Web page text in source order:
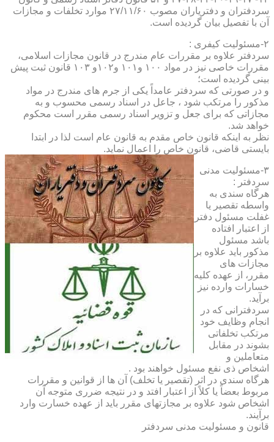
سردفتران و دفتریاران مصوب ۲۷/۱۱/۶۰ موارد تخلفات و مجازات
آن با تفصیل بیان گردیده است.
۲-مسئولیت کیفری :
سردفتر علاوه بر مقررات عام مندرج در قانون مجازات اسلامی،
مقررات خاصی نیز در مواد ۱۰۰ و۱۰۱ و۱۰۲و ۱۰۳ قانون ثبت پیش
بینی گردیده است؛
و در صورتی که سردفتر عامداً یکی از جرم های مندرج در مواد
مذکور را مرتکب شود ، جاعل در اسناد رسمی محسوب و به
مجازاتی که برای جعل و تزویر اسناد رسمی مقرر است محکوم
خواهد شد.
نظر به اینکه قانون خاص مقدم به قانون عام است لذا در ابتدا
بایستی قاضی، قانون خاص را اعمال نماید.
۳-مسئولیت مدنی
سردفتر :
هرگاه سندی به
واسطه تقصیر یا
غفلت مسئول دفتر
از اعتبار افتاده
باشد مسئول
مذکور باید علاوه بر
مجازات های
مقرر، از عهده کلیه
خسارات وارده نیز
برآید.
سردفترانی که در
انجام وظایف خود
مرتکب تخلفاتی
بشوند در مقابل
متعاملین و
اشخاص ذی نفع مسئول خواهند بود .
هرگاه سندی در اثر (تقصیر یا تخلف) آن ها از قوانین و مقررات
مربوط بعضاً یا کلاً از اعتبار افتد و در نتیجه ضرری متوجه آن
اشخاص شود علاوه بر مجازتهای مقرر باید از عهده خسارت وارد
برآیند.
قانون و مسئولیت مدنی سردفتر